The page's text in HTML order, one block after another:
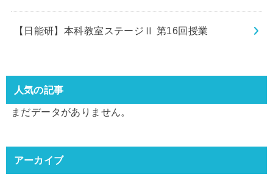
【日能研】本科教室ステージⅡ 第16回授業
人気の記事
まだデータがありません。
アーカイブ